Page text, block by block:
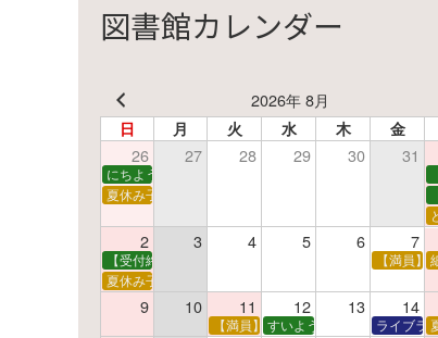
図書館カレンダー
2026年 8月
日 月 火 水 木 金
26 27 28 29 30 31
にちようえほん
夏休み子ども映画会
2 3 4 5 6 7
【受付終了】親子で挑戦！調べ学習ワークショップ【満員】
夏休み子ども平和映画会
9 10 11 12 13 14
【満員】夏休みおはなし工作会
すいようえほん ライブラ